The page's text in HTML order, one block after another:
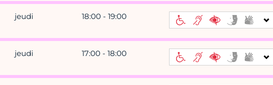
jeudi 18:00 - 19:00
jeudi 17:00 - 18:00